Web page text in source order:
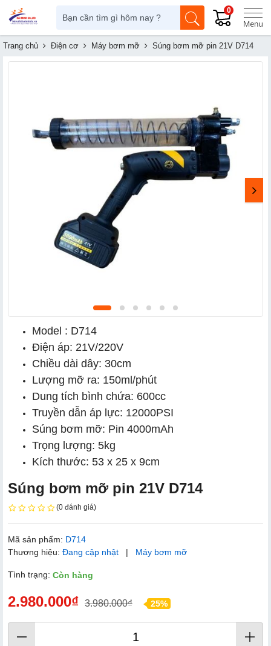
0
Trang chủ Điện cơ Máy bơm mỡ Súng bơm mỡ pin 21V D714
Model : D714
Điện áp: 21V/220V
Chiều dài dây: 30cm
Lượng mỡ ra: 150ml/phút
Dung tích bình chứa: 600cc
Truyền dẫn áp lực: 12000PSI
Súng bơm mỡ: Pin 4000mAh
Trọng lượng: 5kg
Kích thước: 53 x 25 x 9cm
Súng bơm mỡ pin 21V D714
(0 đánh giá)
Mã sản phẩm: D714
Thương hiệu: Đang cập nhật | Máy bơm mỡ
Tình trạng: Còn hàng
2.980.000₫ 3.980.000₫ 25%